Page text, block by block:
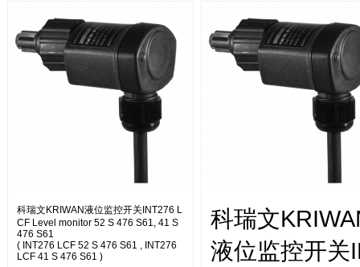
科瑞文KRIWAN液位监控开关INT276 L
CF Level monitor 52 S 476 S61, 41 S
476 S61
( INT276 LCF 52 S 476 S61 , INT276
LCF 41 S 476 S61 )
科瑞文
液位监控开关